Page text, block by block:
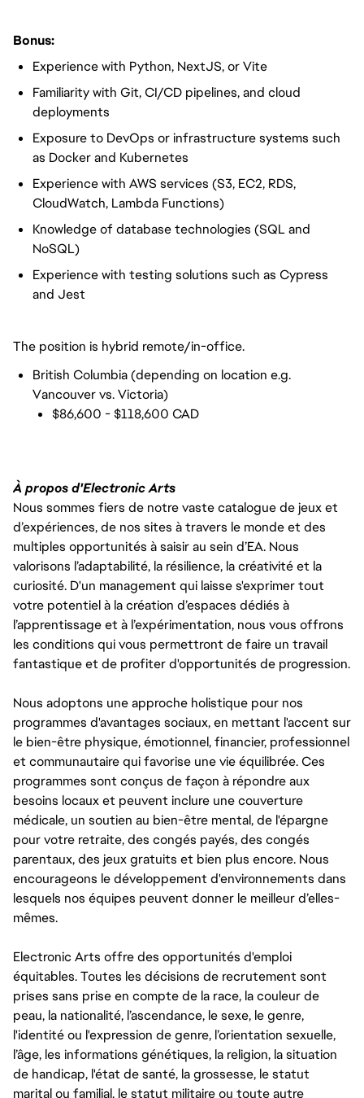
Bonus:
Experience with Python, NextJS, or Vite
Familiarity with Git, CI/CD pipelines, and cloud
deployments
Exposure to DevOps or infrastructure systems such
as Docker and Kubernetes
Experience with AWS services (S3, EC2, RDS,
CloudWatch, Lambda Functions)
Knowledge of database technologies (SQL and
NoSQL)
Experience with testing solutions such as Cypress
and Jest
The position is hybrid remote/in-office.
British Columbia (depending on location e.g.
Vancouver vs. Victoria)
$86,600 - $118,600 CAD
À propos d'Electronic Arts
Nous sommes fiers de notre vaste catalogue de jeux et
d’expériences, de nos sites à travers le monde et des
multiples opportunités à saisir au sein d’EA. Nous
valorisons l’adaptabilité, la résilience, la créativité et la
curiosité. D'un management qui laisse s'exprimer tout
votre potentiel à la création d’espaces dédiés à
l’apprentissage et à l’expérimentation, nous vous offrons
les conditions qui vous permettront de faire un travail
fantastique et de profiter d'opportunités de progression.
Nous adoptons une approche holistique pour nos
programmes d'avantages sociaux, en mettant l'accent sur
le bien-être physique, émotionnel, financier, professionnel
et communautaire qui favorise une vie équilibrée. Ces
programmes sont conçus de façon à répondre aux
besoins locaux et peuvent inclure une couverture
médicale, un soutien au bien-être mental, de l'épargne
pour votre retraite, des congés payés, des congés
parentaux, des jeux gratuits et bien plus encore. Nous
encourageons le développement d'environnements dans
lesquels nos équipes peuvent donner le meilleur d’elles-
mêmes.
Electronic Arts offre des opportunités d'emploi
équitables. Toutes les décisions de recrutement sont
prises sans prise en compte de la race, la couleur de
peau, la nationalité, l’ascendance, le sexe, le genre,
l'identité ou l'expression de genre, l’orientation sexuelle,
l’âge, les informations génétiques, la religion, la situation
de handicap, l'état de santé, la grossesse, le statut
marital ou familial, le statut militaire ou toute autre